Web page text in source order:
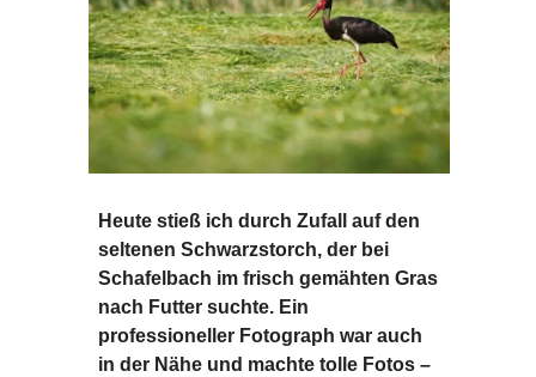
Heute stieß ich durch Zufall auf den
seltenen Schwarzstorch, der bei
Schafelbach im frisch gemähten Gras
nach Futter suchte. Ein
professioneller Fotograph war auch
in der Nähe und machte tolle Fotos –